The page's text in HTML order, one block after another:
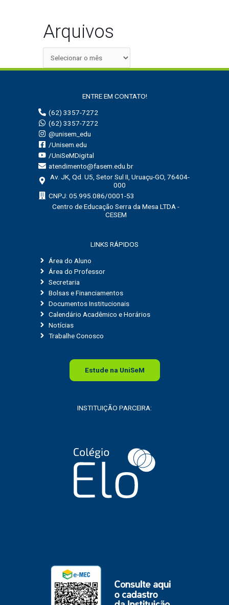
Arquivos
ENTRE EM CONTATO!
(62) 3357-7272
(62) 3357-7272
@unisem_edu
/Unisem.edu
/UniSeMDigital
atendimento@fasem.edu.br
Av. JK, Qd. U5, Setor Sul II, Uruaçu-GO, 76404-
000
CNPJ: 05.995.086/0001-53
Centro de Educação Serra da Mesa LTDA -
CESEM
LINKS RÁPIDOS
Área do Aluno
Área do Professor
Secretaria
Bolsas e Financiamentos
Documentos Institucionais
Calendário Acadêmico e Horários
Notícias
Trabalhe Conosco
Estude na UniSeM
INSTITUIÇÃO PARCEIRA: